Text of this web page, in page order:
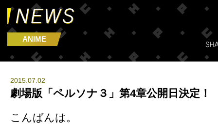
ANIME
2015.07.02
劇場版「ペルソナ３」第4章公開日決定！
こんばんは。